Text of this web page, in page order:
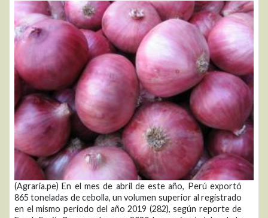
(Agraria.pe) En el mes de abril de este año, Perú exportó
865 toneladas de cebolla, un volumen superior al registrado
en el mismo periodo del año 2019 (282), según reporte de